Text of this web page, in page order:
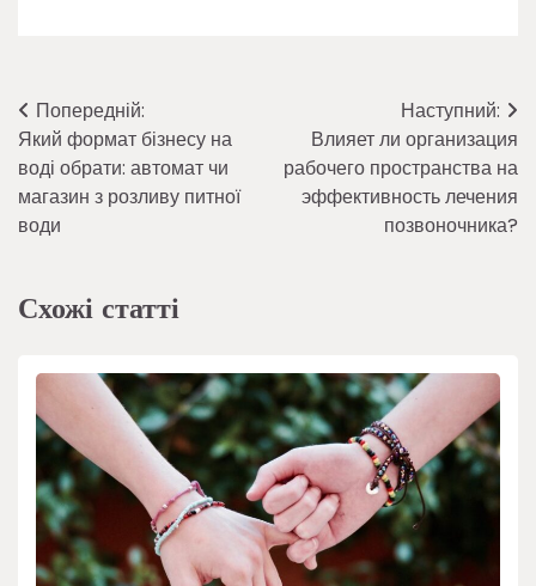
Навігація
записів
Попередній:
Який формат бізнесу на
воді обрати: автомат чи
магазин з розливу питної
води
Наступний:
Влияет ли организация
рабочего пространства на
эффективность лечения
позвоночника?
Схожі статті